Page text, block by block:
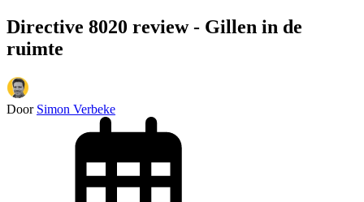
Directive 8020 review - Gillen in de
ruimte
Door Simon Verbeke